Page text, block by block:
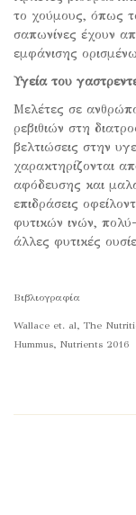
το χούμους, όπως
σαπωνίνες έχουν
εμφάνισης
Υγεία του
Μελέτες σε
ρεβιθιών στη
βελτιώσεις στην
χαρακτηρίζονται
αφόδευσης και
επιδράσεις
φυτικών ινών,
άλλες φυτικές
Βιβλιογραφία
Wallace et. al, The
Hummus, Nutrients 2016